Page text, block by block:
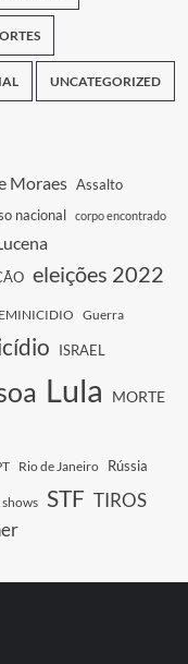
UNCATEGORIZED
Moraes Assalto
nacional corpo encontrado
eleições 2022
Guerra
ISRAEL
Lula MORTE
Rio de Janeiro Rússia
shows STF TIROS